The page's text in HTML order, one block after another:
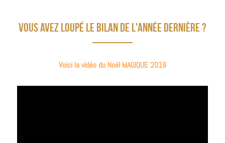
Vous avez loupé le bilan de l'année dernière ?
Voici la vidéo du Noël MAGIQUE 2019